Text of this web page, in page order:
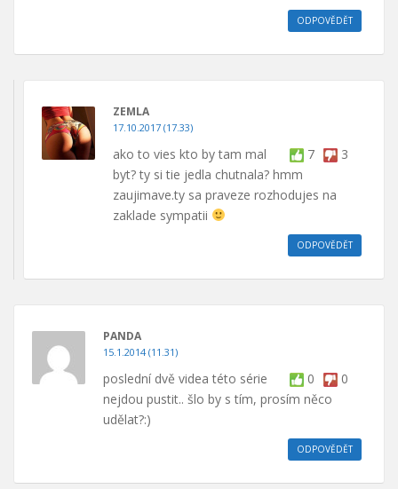
ODPOVĚDĚT
ZEMLA
17.10.2017 (17.33)
7 3
ako to vies kto by tam mal
byt? ty si tie jedla chutnala? hmm
zaujimave.ty sa praveze rozhodujes na
zaklade sympatii
ODPOVĚDĚT
PANDA
15.1.2014 (11.31)
0 0
poslední dvě videa této série
nejdou pustit.. šlo by s tím, prosím něco
udělat?:)
ODPOVĚDĚT